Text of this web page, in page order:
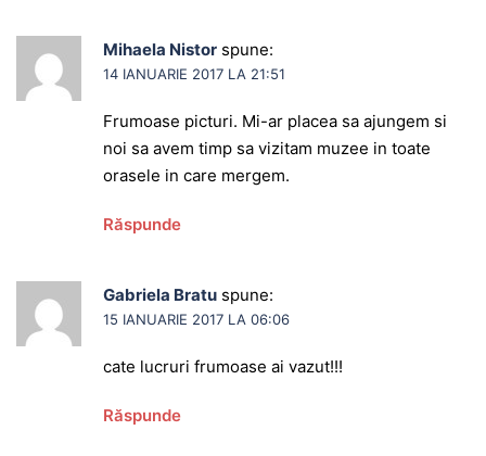
Mihaela Nistor spune:
14 IANUARIE 2017 LA 21:51
Frumoase picturi. Mi-ar placea sa ajungem si
noi sa avem timp sa vizitam muzee in toate
orasele in care mergem.
Răspunde
Gabriela Bratu spune:
15 IANUARIE 2017 LA 06:06
cate lucruri frumoase ai vazut!!!
Răspunde